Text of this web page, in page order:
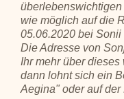
wie möglich auf die
05.06.2020 bei
Die Adresse von
Ihr mehr über
dann lohnt sich ein
Aegina" oder auf der